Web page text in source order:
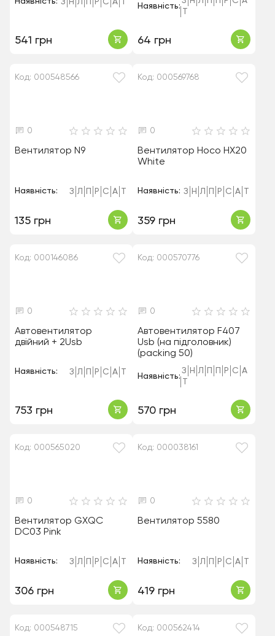
З Н Л Р С А
541 грн
Наявність:
64 грн
Код: 000548566
0
Вентилятор N9
Наявність: З Л Р С А
135 грн
Код: 000569768
0
Вентилятор Hoco HX20
White
Наявність: З Н Л Р С А
359 грн
Код: 000146086
0
Автовентилятор
двійний + 2Usb
Наявність: З Л Р С А
753 грн
Код: 000570776
0
Автовентилятор F407
Usb (на підголовник)
(packing 50)
Наявність:
З Н Л Р С А
570 грн
Код: 000565020
0
Вентилятор GXQC
DC03 Pink
Наявність: З Л Р С А
306 грн
Код: 000038161
0
Вентилятор 5580
Наявність: З Л Р С А
419 грн
Код: 000548715 Код: 000562414